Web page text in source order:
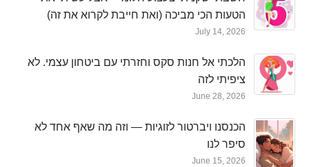
הטעות הכי מביכה (ואת חייבת לקרוא את זה)
July 14, 2026
הלכתי אל חנות סקס וחזרתי עם ביטחון עצמי. לא
ציפיתי לזה
June 28, 2026
הכנסנו ויברטור לזוגיות — וזה מה שאף אחד לא
סיפר לנו
June 15, 2026